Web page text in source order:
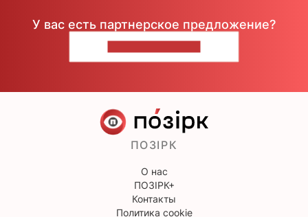
У вас есть партнерское предложение?
ПОЗІРК
О нас
ПОЗІРК+
Контакты
Политика cookie